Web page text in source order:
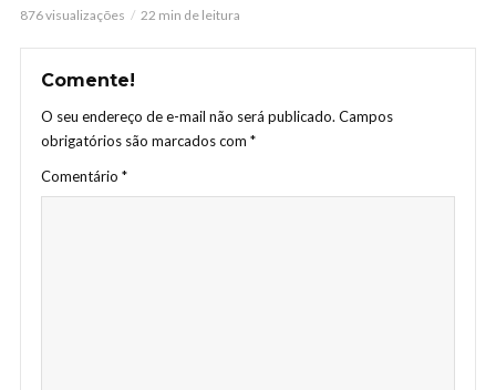
876 visualizações 22 min de leitura
Comente!
O seu endereço de e-mail não será publicado. Campos
obrigatórios são marcados com *
Comentário *